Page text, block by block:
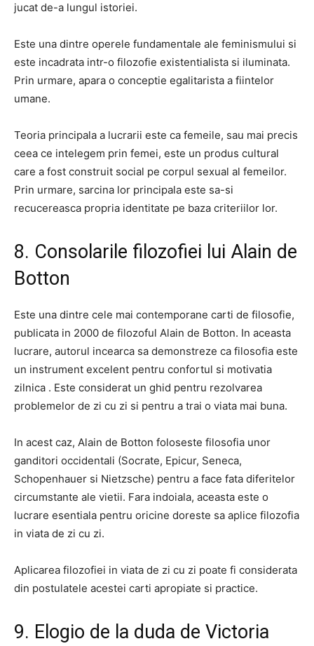
jucat de-a lungul istoriei.
Este una dintre operele fundamentale ale feminismului si
este incadrata intr-o filozofie existentialista si iluminata.
Prin urmare, apara o conceptie egalitarista a fiintelor
umane.
Teoria principala a lucrarii este ca femeile, sau mai precis
ceea ce intelegem prin femei, este un produs cultural
care a fost construit social pe corpul sexual al femeilor.
Prin urmare, sarcina lor principala este sa-si
recucereasca propria identitate pe baza criteriilor lor.
8. Consolarile filozofiei lui Alain de
Botton
Este una dintre cele mai contemporane carti de filosofie,
publicata in 2000 de filozoful Alain de Botton. In aceasta
lucrare, autorul incearca sa demonstreze ca filosofia este
un instrument excelent pentru confortul si motivatia
zilnica . Este considerat un ghid pentru rezolvarea
problemelor de zi cu zi si pentru a trai o viata mai buna.
In acest caz, Alain de Botton foloseste filosofia unor
ganditori occidentali (Socrate, Epicur, Seneca,
Schopenhauer si Nietzsche) pentru a face fata diferitelor
circumstante ale vietii. Fara indoiala, aceasta este o
lucrare esentiala pentru oricine doreste sa aplice filozofia
in viata de zi cu zi.
Aplicarea filozofiei in viata de zi cu zi poate fi considerata
din postulatele acestei carti apropiate si practice.
9. Elogio de la duda de Victoria